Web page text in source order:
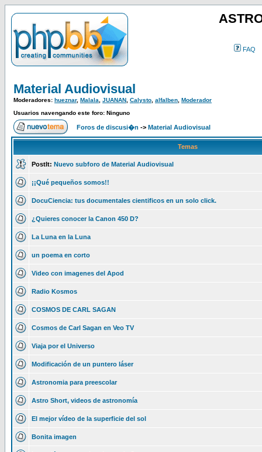
FAQ
Material Audiovisual
Moderadores: hueznar, Malala JUANAN Calysto alfalben Moderador
Usuarios navengando este foro: Ninguno
Foros de discusi�n -> Material Audiovisual
Temas
PostIt: Nuevo subforo de Material Audiovisual
¡¡Qué pequeños somos!!
DocuCiencia: tus documentales cientificos en un solo click.
¿Quieres conocer la Canon 450 D?
La Luna en la Luna
un poema en corto
Video con imagenes del Apod
Radio Kosmos
COSMOS DE CARL SAGAN
Cosmos de Carl Sagan en Veo TV
Viaja por el Universo
Modificación de un puntero láser
Astronomia para preescolar
Astro Short, videos de astronomía
El mejor vídeo de la superficie del sol
Bonita imagen